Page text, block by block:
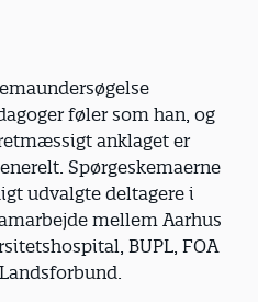
føler som han, og
anklaget er
Spørgeskemaerne
udvalgte deltagere i
mellem Aarhus
BUPL, FOA